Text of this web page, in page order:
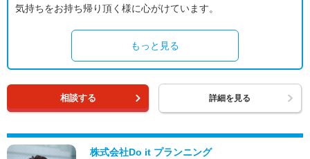
気持ちをお持ち帰り頂く様に心がけています。
もっと見る
相談する 詳細を見る
株式会社Do it プランニング